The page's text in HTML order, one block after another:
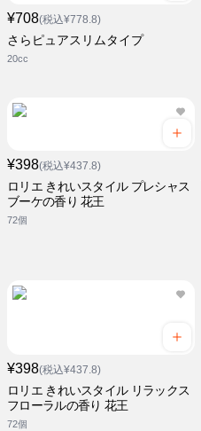
¥708(税込¥778.8)
さらピュアスリムタイプ
20cc
¥398(税込¥437.8)
ロリエ きれいスタイル プレシャス
ブーケの香り 花王
72個
¥398(税込¥437.8)
ロリエ きれいスタイル リラックス
フローラルの香り 花王
72個